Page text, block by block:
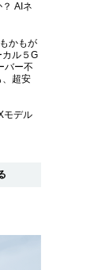
AIネ
かもが
ル５G
バー不
、超安
モデル